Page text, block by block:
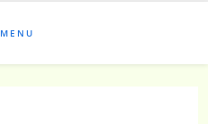
MENU